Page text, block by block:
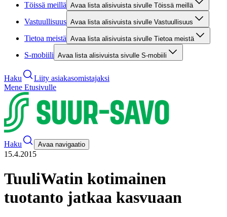
Töissä meillä Avaa lista alisivuista sivulle Töissä meillä
Vastuullisuus Avaa lista alisivuista sivulle Vastuullisuus
Tietoa meistä Avaa lista alisivuista sivulle Tietoa meistä
S-mobiili Avaa lista alisivuista sivulle S-mobiili
Haku
Liity asiakasomistajaksi
Mene Etusivulle
Haku Avaa navigaatio
15.4.2015
TuuliWatin kotimainen
tuotanto jatkaa kasvuaan